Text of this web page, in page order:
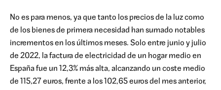
No es para menos, ya que tanto los precios de la luz como
de los bienes de primera necesidad han sumado notables
incrementos en los últimos meses. Solo entre junio y julio
de 2022, la factura de electricidad de un hogar medio en
España fue un 12,3% más alta, alcanzando un coste medio
de 115,27 euros, frente a los 102,65 euros del mes anterior,